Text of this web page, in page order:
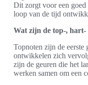
Dit zorgt voor een goed
loop van de tijd
Wat zijn de top-, hart-
Topnoten zijn de eerste
ontwikkelen zich
zijn de geuren die het
werken samen om een